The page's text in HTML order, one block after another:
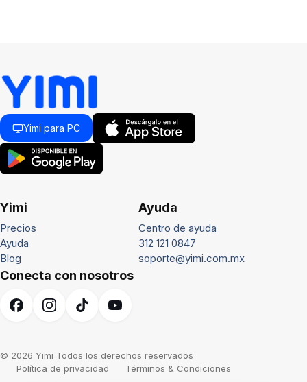
Yimi para PC
Yimi
Precios
Ayuda
Blog
Ayuda
Centro de ayuda
312 121 0847
soporte@yimi.com.mx
Conecta con nosotros
© 2026 Yimi Todos los derechos reservados
Política de privacidad
Términos & Condiciones